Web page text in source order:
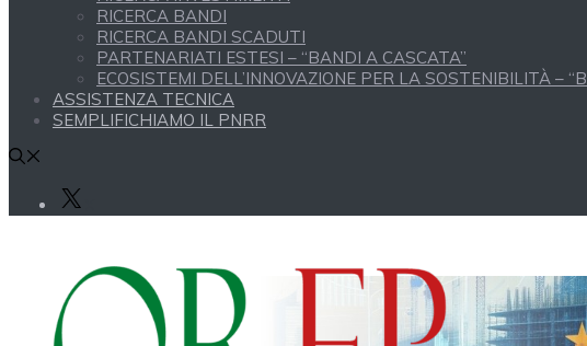
RICERCA BANDI
RICERCA BANDI SCADUTI
PARTENARIATI ESTESI – “BANDI A CASCATA”
ECOSISTEMI DELL’INNOVAZIONE PER LA SOSTENIBILITÀ –
ASSISTENZA TECNICA
SEMPLIFICHIAMO IL PNRR